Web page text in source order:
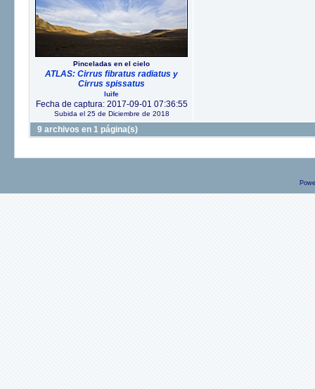
Pinceladas en el cielo
ATLAS: Cirrus fibratus radiatus y
Cirrus spissatus
luife
Fecha de captura: 2017-09-01 07:36:55
Subida el 25 de Diciembre de 2018
9 archivos en 1 página(s)